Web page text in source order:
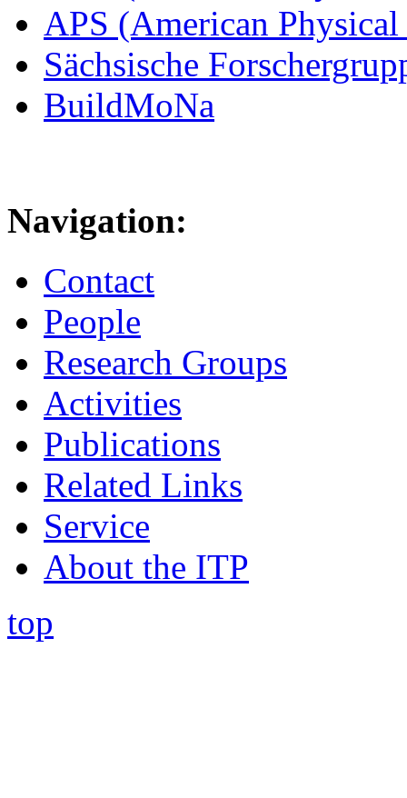
APS (American
Sächsische
BuildMoNa
Navigation:
Contact
People
Research Groups
Activities
Publications
Related Links
Service
About the ITP
top